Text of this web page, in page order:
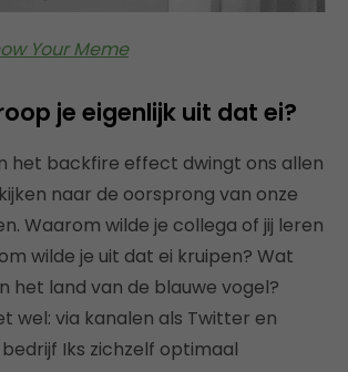
Your Meme
je eigenlijk uit dat ei?
het backfire effect dwingt ons allen
naar de oorsprong van onze
Waarom wilde je collega of jij leren
wilde je uit dat ei kruipen? Wat
het land van de blauwe vogel?
wel: via kanalen als Twitter en
Iks zichzelf optimaal